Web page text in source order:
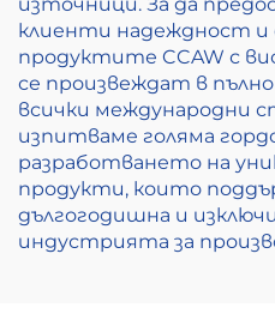
клиенти надеждност и
продуктите CCAW с
се произвеждат в
всички международни
изпитваме голяма
разработването на
продукти, които
дългогодишна и
индустрията за